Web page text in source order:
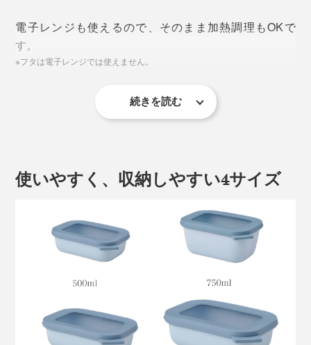
写真は角型500ml
持ち運びにも便利なので、毎日のお弁当はもちろん、バ
電子レンジも使えるので、そのまま加熱調理もOKで
す。
※フタは電子レンジでは使えません。
北欧らしいツヤ消しのニュアンスカラーと、温かみのあ
続きを読む
使いやすく、収納しやすい4サイズ